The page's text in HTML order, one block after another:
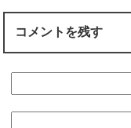
コメントを残す